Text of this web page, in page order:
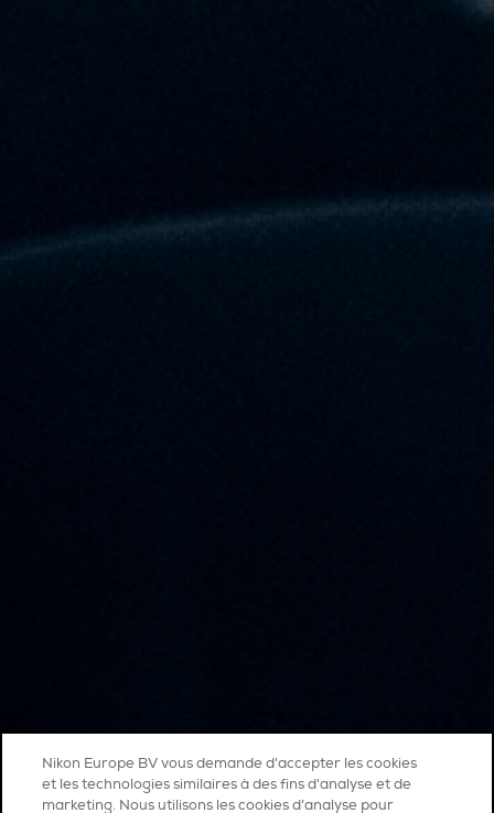
Nikon Europe BV vous demande d'accepter les cookies
et les technologies similaires à des fins d'analyse et de
marketing. Nous utilisons les cookies d’analyse pour